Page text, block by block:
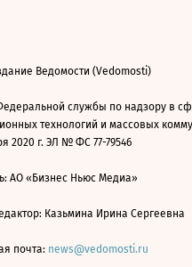
Ведомости (Vedomosti)
службы по надзору в
технологий и массовых
2020 г. ЭЛ № ФС 77-79546
АО «Бизнес Ньюс Медиа»
Казьмина Ирина Сергеевна
почта: news@vedomosti.ru